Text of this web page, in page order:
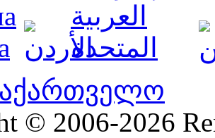
© 2006-2026